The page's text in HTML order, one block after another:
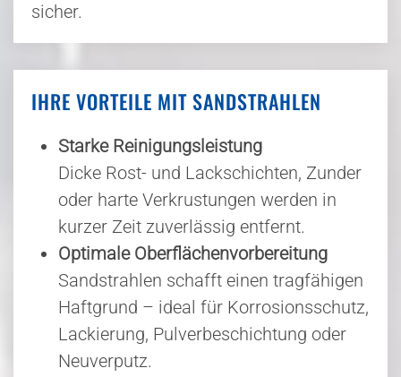
sicher.
IHRE VORTEILE MIT SANDSTRAHLEN
Starke Reinigungsleistung
Dicke Rost- und Lackschichten, Zunder
oder harte Verkrustungen werden in
kurzer Zeit zuverlässig entfernt.
Optimale Oberflächenvorbereitung
Sandstrahlen schafft einen tragfähigen
Haftgrund – ideal für Korrosionsschutz,
Lackierung, Pulverbeschichtung oder
Neuverputz.